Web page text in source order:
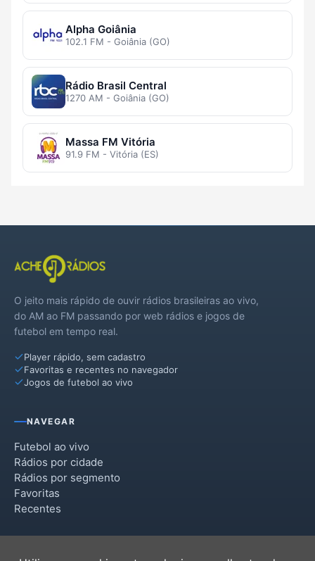
Alpha Goiânia
102.1 FM - Goiânia (GO)
Rádio Brasil Central
1270 AM - Goiânia (GO)
Massa FM Vitória
91.9 FM - Vitória (ES)
O jeito mais rápido de ouvir rádios brasileiras ao vivo,
do AM ao FM passando por web rádios e jogos de
futebol em tempo real.
Player rápido, sem cadastro
Favoritas e recentes no navegador
Jogos de futebol ao vivo
NAVEGAR
Futebol ao vivo
Rádios por cidade
Rádios por segmento
Favoritas
Recentes